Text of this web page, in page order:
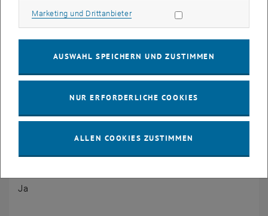
Veranstalter
TU Wien Academy
mba@tuwien.ac.at
Ja
Marketing und DrittanbieterMarketing Cookies zulassen
AUSWAHL SPEICHERN UND ZUSTIMMEN
NUR ERFORDERLICHE COOKIES
ALLEN COOKIES ZUSTIMMEN